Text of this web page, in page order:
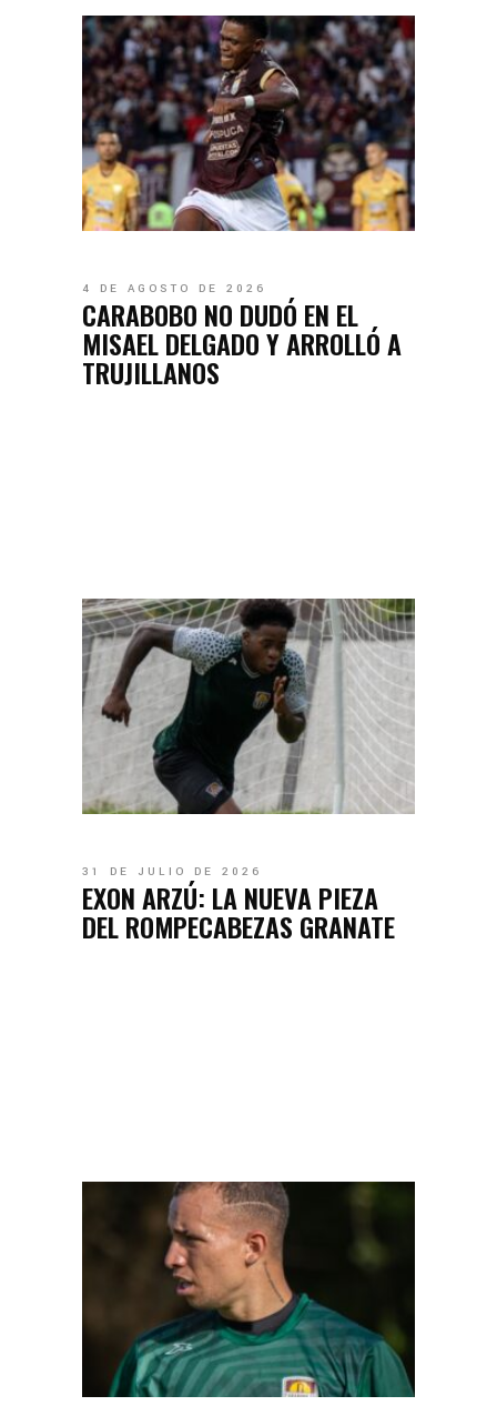
4 DE AGOSTO DE 2026
CARABOBO NO DUDÓ EN EL
MISAEL DELGADO Y ARROLLÓ A
TRUJILLANOS
31 DE JULIO DE 2026
EXON ARZÚ: LA NUEVA PIEZA
DEL ROMPECABEZAS GRANATE